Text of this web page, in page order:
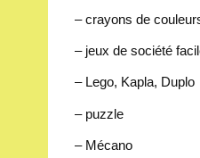
– crayons de
– jeux de société
– Lego, Kapla, Duplo
– puzzle
– Mécano